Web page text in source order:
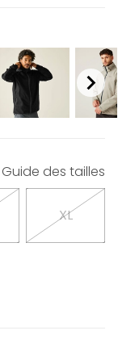
Guide des tailles
XL